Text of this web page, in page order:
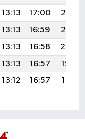
13:13 17:00
20:03
13:13 16:59
20:02
13:13 16:58
20:00
13:13 16:57
19:59
13:12 16:57 19:57